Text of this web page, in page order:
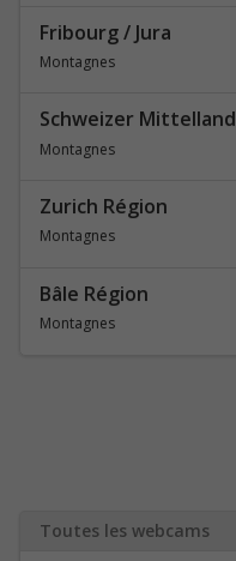
Fribourg / Jura
Montagnes
Schweizer Mittelland
Montagnes
Zurich Région
Montagnes
Bâle Région
Montagnes
Toutes les webcams